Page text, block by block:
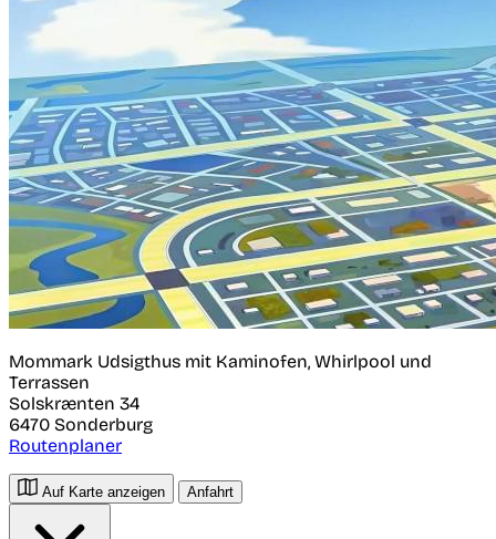
Mommark Udsigthus mit Kaminofen, Whirlpool und
Terrassen
Solskrænten 34
6470 Sonderburg
Routenplaner
Auf Karte anzeigen Anfahrt